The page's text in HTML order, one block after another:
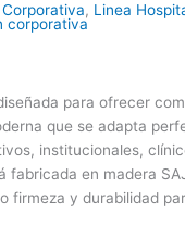
, Linea
corporativa
para ofrecer
que se adapta
institucionales,
fabricada en madera
firmeza y durabilidad